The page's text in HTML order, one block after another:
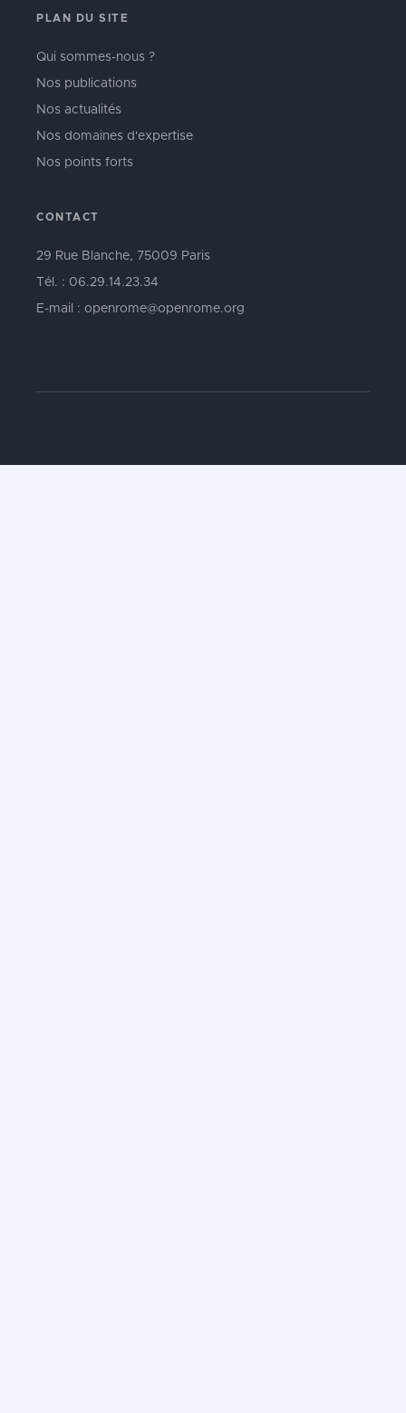
PLAN DU SITE
Qui sommes-nous ?
Nos publications
Nos actualités
Nos domaines d'expertise
Nos points forts
CONTACT
29 Rue Blanche, 75009 Paris
Tél. : 06.29.14.23.34
E-mail : openrome@openrome.org